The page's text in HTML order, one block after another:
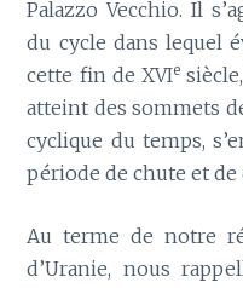
Palazzo Vecchio. Il
du cycle dans lequel
cette fin de XVIe
atteint des sommets
cyclique du temps,
période de chute et de
Au terme de notre
d’Uranie, nous